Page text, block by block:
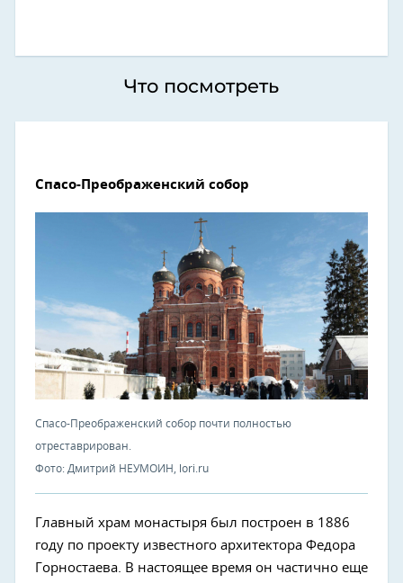
Что посмотреть
Спасо-Преображенский собор
Спасо-Преображенский собор почти полностью
отреставрирован.
Фото: Дмитрий НЕУМОИН, lori.ru
Главный храм монастыря был построен в 1886
году по проекту известного архитектора Федора
Горностаева. В настоящее время он частично еще